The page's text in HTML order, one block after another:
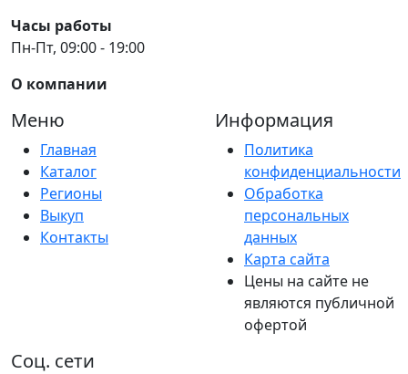
Часы работы
Пн-Пт, 09:00 - 19:00
О компании
Меню
Главная
Каталог
Регионы
Выкуп
Контакты
Информация
Политика
конфиденциальности
Обработка
персональных
данных
Карта сайта
Цены на сайте не
являются публичной
офертой
Соц. сети